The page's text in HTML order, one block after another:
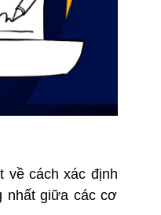
về cách xác định
nhất giữa các cơ